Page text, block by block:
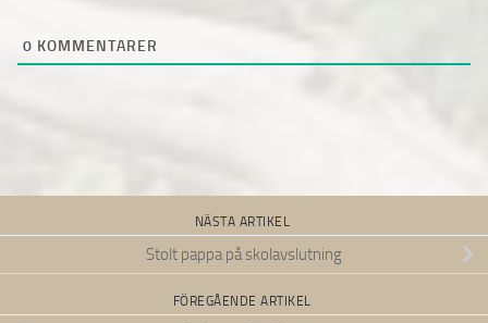
0 KOMMENTARER
NÄSTA ARTIKEL
Stolt pappa på skolavslutning
FÖREGÅENDE ARTIKEL